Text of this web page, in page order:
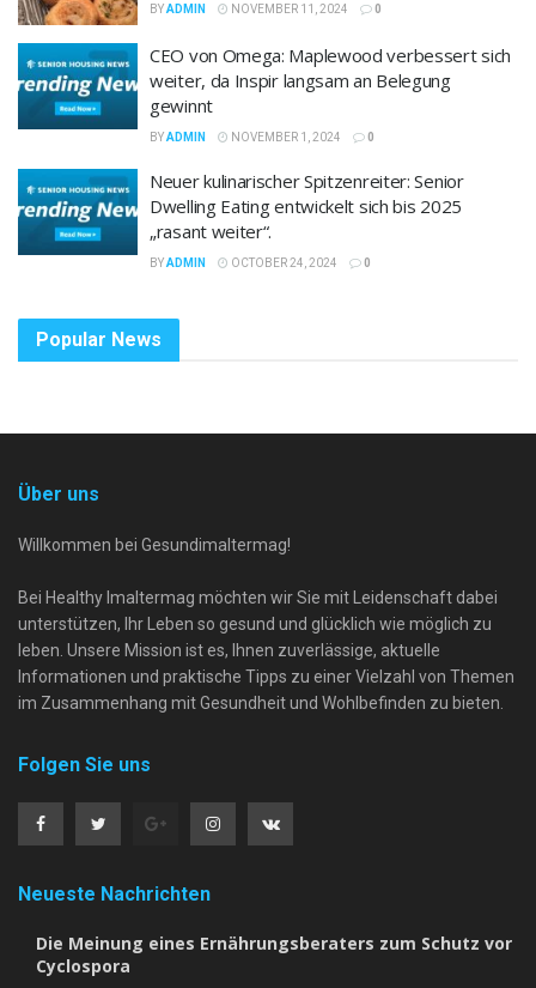
BYADMIN NOVEMBER 11, 2024 0
CEO von Omega: Maplewood verbessert sich
weiter, da Inspir langsam an Belegung
gewinnt
BYADMIN NOVEMBER 1, 2024 0
Neuer kulinarischer Spitzenreiter: Senior
Dwelling Eating entwickelt sich bis 2025
„rasant weiter“.
BYADMIN OCTOBER 24, 2024 0
Popular News
Über uns
Willkommen bei Gesundimaltermag!
Bei Healthy Imaltermag möchten wir Sie mit Leidenschaft dabei
unterstützen, Ihr Leben so gesund und glücklich wie möglich zu
leben. Unsere Mission ist es, Ihnen zuverlässige, aktuelle
Informationen und praktische Tipps zu einer Vielzahl von Themen
im Zusammenhang mit Gesundheit und Wohlbefinden zu bieten.
Folgen Sie uns
Neueste Nachrichten
Die Meinung eines Ernährungsberaters zum Schutz vor
Cyclospora